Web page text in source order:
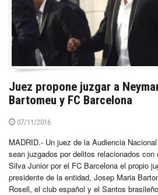
Juez propone juzgar a
Bartomeu y FC Barcelona
07/11/2016
MADRID.- Un juez de la Audiencia
sean juzgados por delitos relacionados
Silva Junior por el FC Barcelona el propio
presidente de la entidad, Josep Maria
Rosell, el club español y el Santos